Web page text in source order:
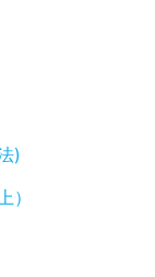
)
）